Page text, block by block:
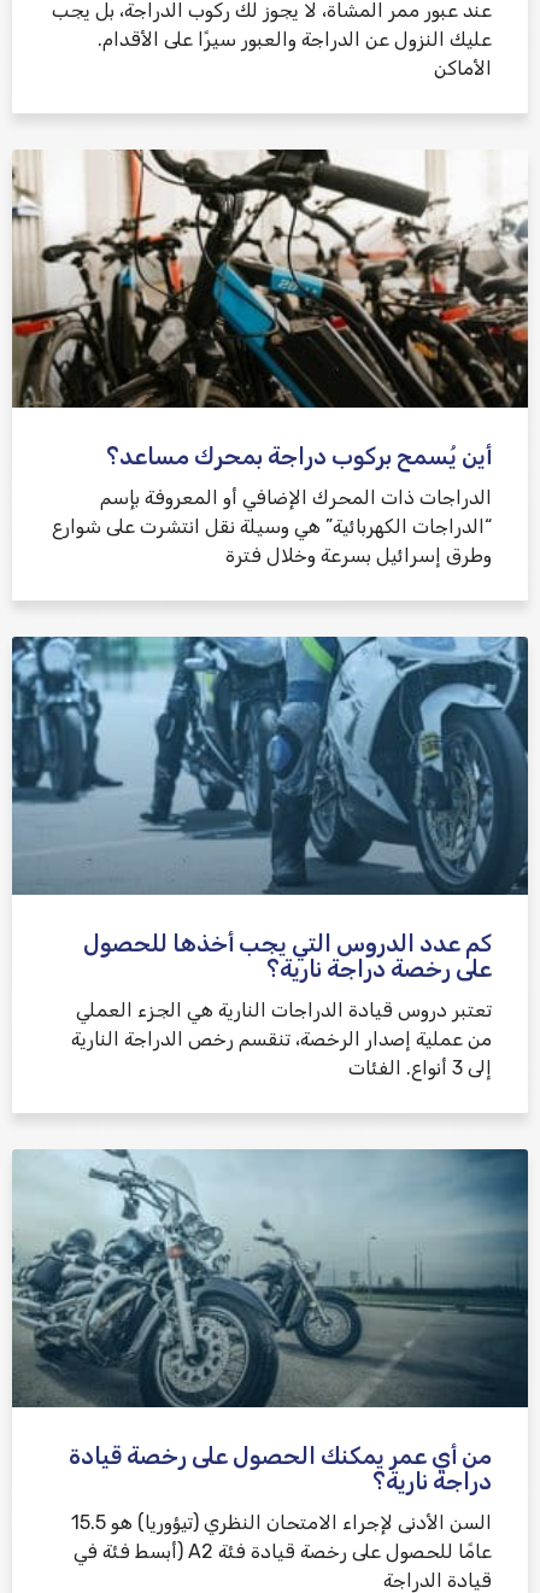
عند عبور ممر المشاة، لا يجوز لك ركوب الدراجة، بل يجب
عليك النزول عن الدراجة والعبور سيرًا على الأقدام.
الأماكن
أين يُسمح بركوب دراجة بمحرك مساعد؟
الدراجات ذات المحرك الإضافي أو المعروفة بإسم
“الدراجات الكهربائية” هي وسيلة نقل انتشرت على شوارع
وطرق إسرائيل بسرعة وخلال فترة
كم عدد الدروس التي يجب أخذها للحصول
على رخصة دراجة نارية؟
تعتبر دروس قيادة الدراجات النارية هي الجزء العملي
من عملية إصدار الرخصة، تنقسم رخص الدراجة النارية
إلى 3 أنواع. الفئات
من أي عمر يمكنك الحصول على رخصة قيادة
دراجة نارية؟
السن الأدنى لإجراء الامتحان النظري (تيؤوريا) هو 15.5
عامًا للحصول على رخصة قيادة فئة A2 (أبسط فئة في
قيادة الدراجة